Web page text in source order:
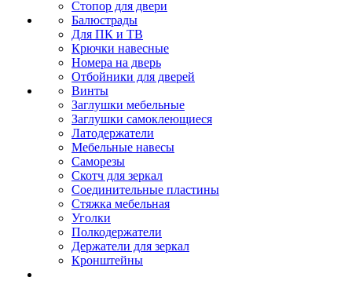
Стопор для двери
Балюстрады
Для ПК и ТВ
Крючки навесные
Номера на дверь
Отбойники для дверей
Винты
Заглушки мебельные
Заглушки самоклеющиеся
Латодержатели
Мебельные навесы
Саморезы
Скотч для зеркал
Соединительные пластины
Стяжка мебельная
Уголки
Полкодержатели
Держатели для зеркал
Кронштейны